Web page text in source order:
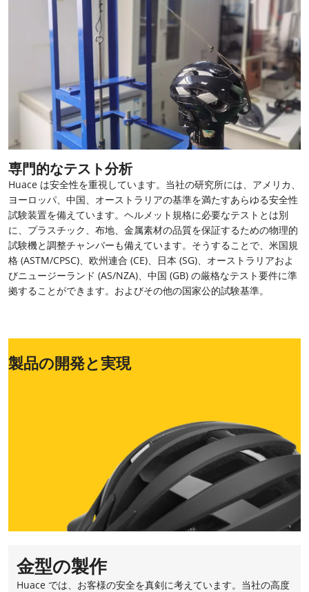
専門的なテスト分析
Huace は安全性を重視しています。当社の研究所には、アメリカ、
ヨーロッパ、中国、オーストラリアの基準を満たすあらゆる安全性
試験装置を備えています。ヘルメット規格に必要なテストとは別
に、プラスチック、布地、金属素材の品質を保証するための物理的
試験機と調整チャンバーも備えています。そうすることで、米国規
格 (ASTM/CPSC)、欧州連合 (CE)、日本 (SG)、オーストラリアおよ
びニュージーランド (AS/NZA)、中国 (GB) の厳格なテスト要件に準
拠することができます。およびその他の国家公的試験基準。
製品の開発と実現
金型の製作
Huace では、お客様の安全を真剣に考えています。当社の高度